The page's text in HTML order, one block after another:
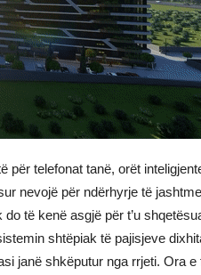
telefonat tanë, orët
nevojë për ndërhyrje të
të kenë asgjë për t’u
shtëpiak të pajisjeve
janë shkëputur nga rrjeti. Ora e